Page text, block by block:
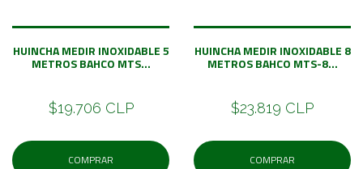
HUINCHA MEDIR INOXIDABLE 5
METROS BAHCO MTS...
$19.706 CLP
COMPRAR
HUINCHA MEDIR INOXIDABLE 8
METROS BAHCO MTS-8...
$23.819 CLP
COMPRAR